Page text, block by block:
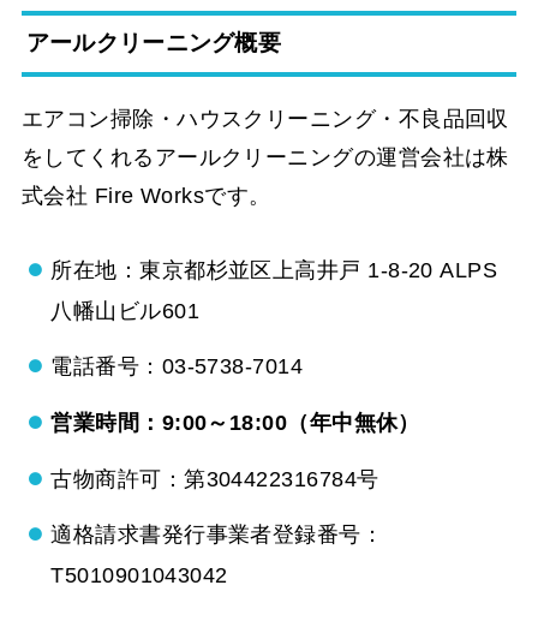
アールクリーニング概要
エアコン掃除・ハウスクリーニング・不良品回収
をしてくれるアールクリーニングの運営会社は株
式会社 Fire Worksです。
所在地：東京都杉並区上高井戸 1-8-20 ALPS
八幡山ビル601
電話番号：03-5738-7014
営業時間：9:00～18:00（年中無休）
古物商許可：第304422316784号
適格請求書発行事業者登録番号：
T5010901043042